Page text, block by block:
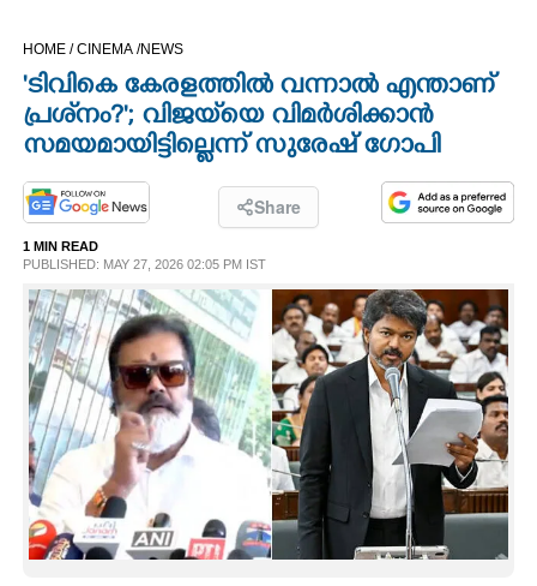
OPINION
PHOTOS
LIFESTYLE
SPIRITUAL
INFO+
ART
ASTRO
HOME /CINEMA /NEWS
'ടിവികെ കേരളത്തിൽ വന്നാൽ എന്താണ്
പ്രശ്‌നം?'; വിജയ്‌യെ വിമർശിക്കാൻ
സമയമായിട്ടില്ലെന്ന് സുരേഷ് ഗോപി
Share
1 MIN READ
PUBLISHED: MAY 27, 2026 02:05 PM IST